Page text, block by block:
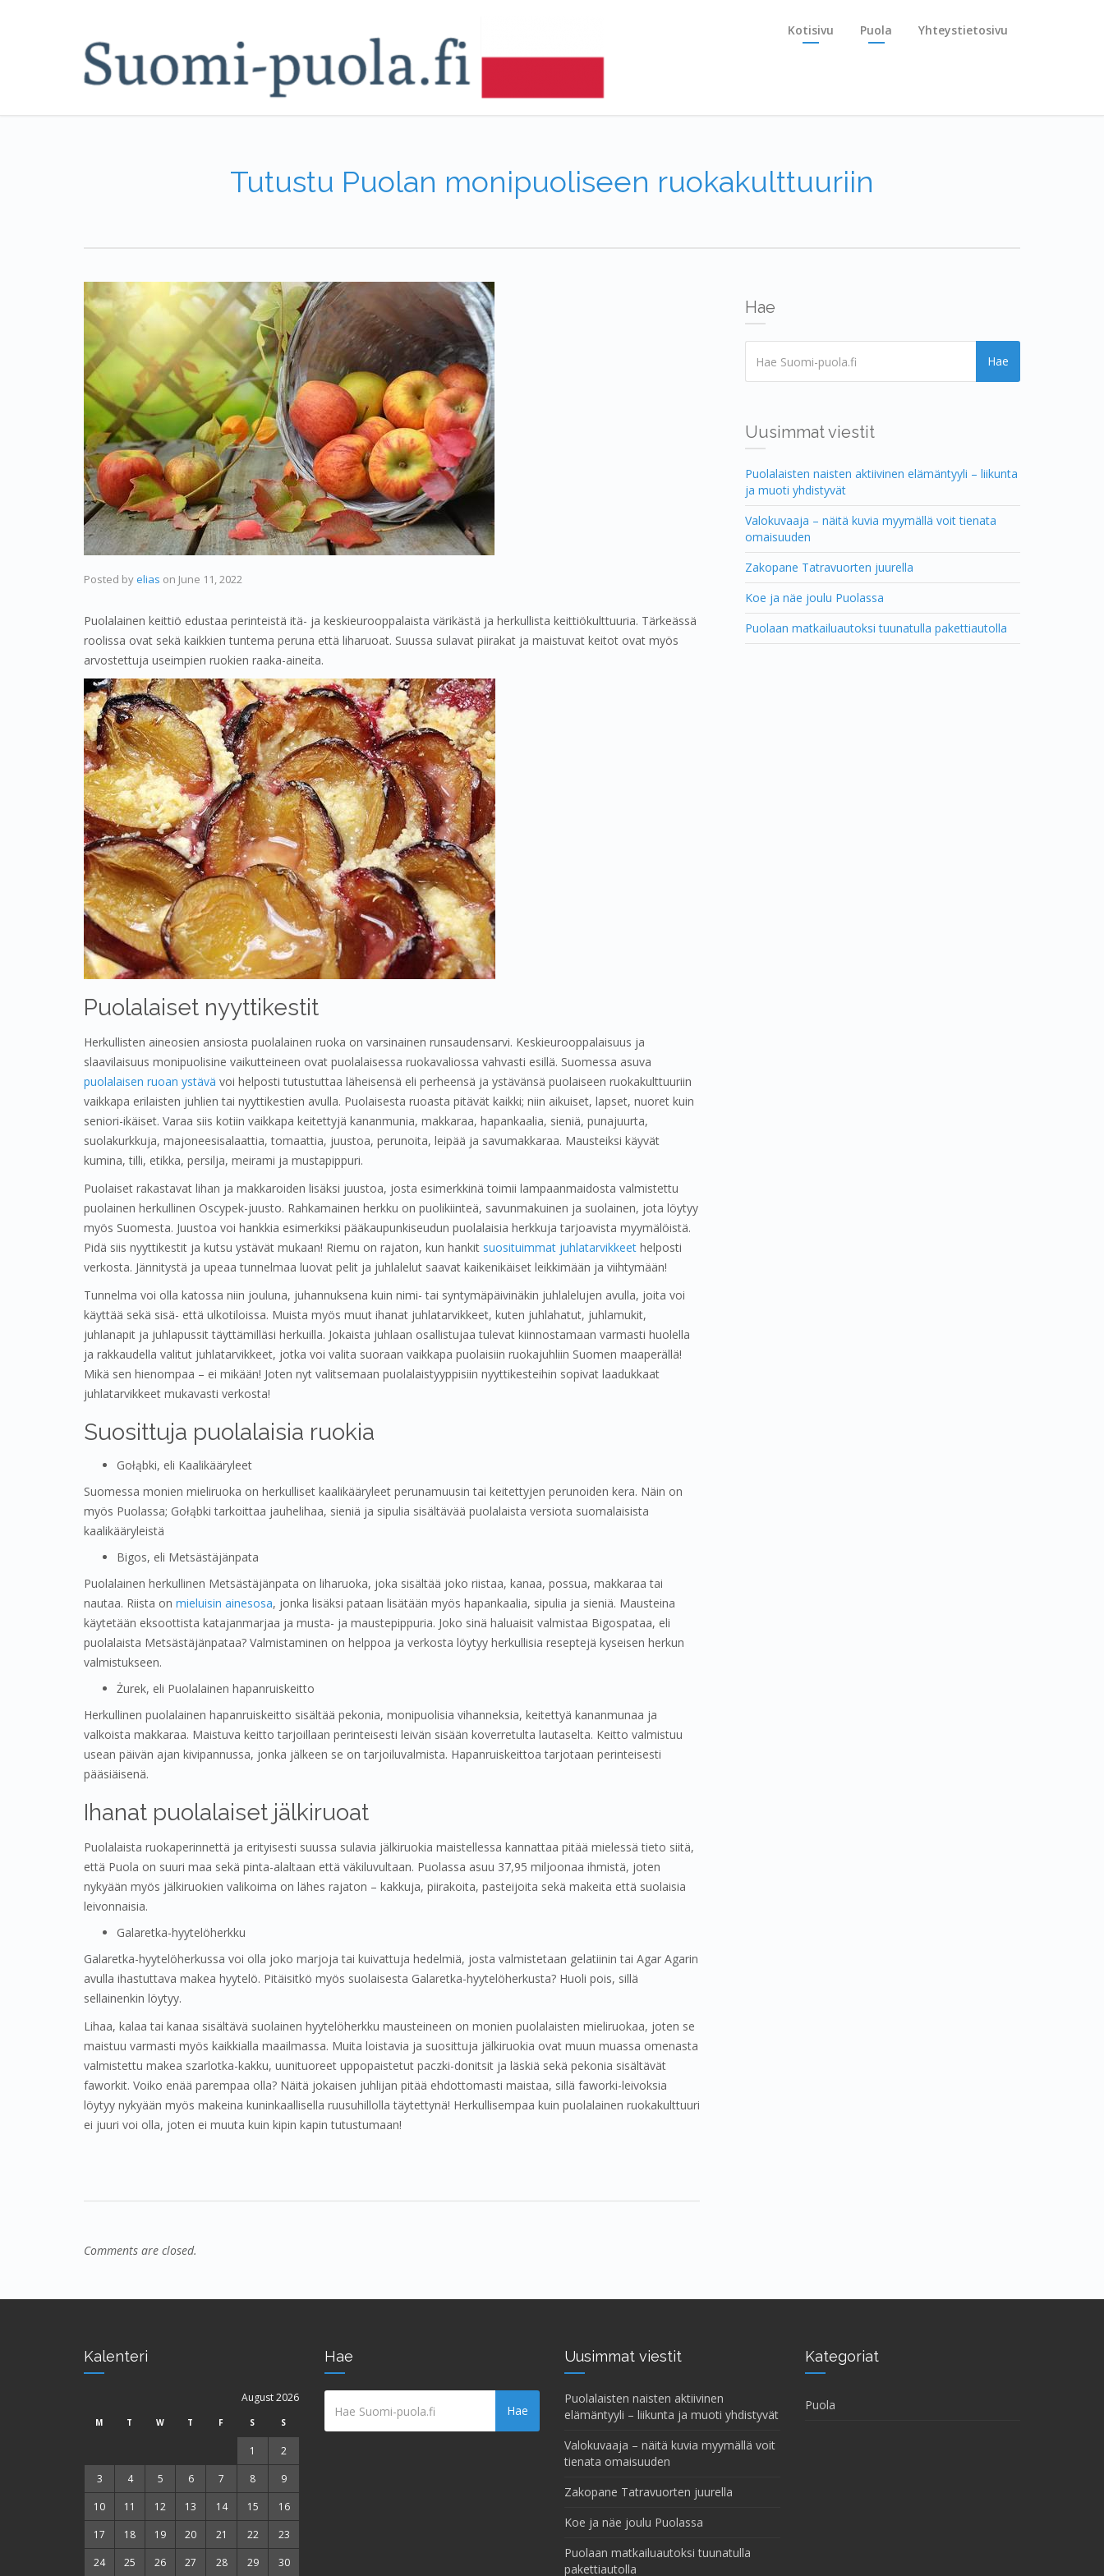
Kotisivu Puola Yhteystietosivu
Tutustu Puolan monipuoliseen ruokakulttuuriin
Posted byelias on June 11, 2022
Puolalainen keittiö edustaa perinteistä itä- ja keskieurooppalaista värikästä ja herkullista keittiökulttuuria. Tärkeässä
roolissa ovat sekä kaikkien tuntema peruna että liharuoat. Suussa sulavat piirakat ja maistuvat keitot ovat myös
arvostettuja useimpien ruokien raaka-aineita.
Puolalaiset nyyttikestit
Herkullisten aineosien ansiosta puolalainen ruoka on varsinainen runsaudensarvi. Keskieurooppalaisuus ja
slaavilaisuus monipuolisine vaikutteineen ovat puolalaisessa ruokavaliossa vahvasti esillä. Suomessa asuva
puolalaisen ruoan ystävä voi helposti tutustuttaa läheisensä eli perheensä ja ystävänsä puolaiseen ruokakulttuuriin
vaikkapa erilaisten juhlien tai nyyttikestien avulla. Puolaisesta ruoasta pitävät kaikki; niin aikuiset, lapset, nuoret kuin
seniori-ikäiset. Varaa siis kotiin vaikkapa keitettyjä kananmunia, makkaraa, hapankaalia, sieniä, punajuurta,
suolakurkkuja, majoneesisalaattia, tomaattia, juustoa, perunoita, leipää ja savumakkaraa. Mausteiksi käyvät
kumina, tilli, etikka, persilja, meirami ja mustapippuri.
Puolaiset rakastavat lihan ja makkaroiden lisäksi juustoa, josta esimerkkinä toimii lampaanmaidosta valmistettu
puolainen herkullinen Oscypek-juusto. Rahkamainen herkku on puolikiinteä, savunmakuinen ja suolainen, jota löytyy
myös Suomesta. Juustoa voi hankkia esimerkiksi pääkaupunkiseudun puolalaisia herkkuja tarjoavista myymälöistä.
Pidä siis nyyttikestit ja kutsu ystävät mukaan! Riemu on rajaton, kun hankit suosituimmat juhlatarvikkeet helposti
verkosta. Jännitystä ja upeaa tunnelmaa luovat pelit ja juhlalelut saavat kaikenikäiset leikkimään ja viihtymään!
Tunnelma voi olla katossa niin jouluna, juhannuksena kuin nimi- tai syntymäpäivinäkin juhlalelujen avulla, joita voi
käyttää sekä sisä- että ulkotiloissa. Muista myös muut ihanat juhlatarvikkeet, kuten juhlahatut, juhlamukit,
juhlanapit ja juhlapussit täyttämilläsi herkuilla. Jokaista juhlaan osallistujaa tulevat kiinnostamaan varmasti huolella
ja rakkaudella valitut juhlatarvikkeet, jotka voi valita suoraan vaikkapa puolaisiin ruokajuhliin Suomen maaperällä!
Mikä sen hienompaa – ei mikään! Joten nyt valitsemaan puolalaistyyppisiin nyyttikesteihin sopivat laadukkaat
juhlatarvikkeet mukavasti verkosta!
Suosittuja puolalaisia ruokia
Gołąbki, eli Kaalikääryleet
Suomessa monien mieliruoka on herkulliset kaalikääryleet perunamuusin tai keitettyjen perunoiden kera. Näin on
myös Puolassa; Gołąbki tarkoittaa jauhelihaa, sieniä ja sipulia sisältävää puolalaista versiota suomalaisista
kaalikääryleistä
Bigos, eli Metsästäjänpata
Puolalainen herkullinen Metsästäjänpata on liharuoka, joka sisältää joko riistaa, kanaa, possua, makkaraa tai
nautaa. Riista on mieluisin ainesosa, jonka lisäksi pataan lisätään myös hapankaalia, sipulia ja sieniä. Mausteina
käytetään eksoottista katajanmarjaa ja musta- ja maustepippuria. Joko sinä haluaisit valmistaa Bigospataa, eli
puolalaista Metsästäjänpataa? Valmistaminen on helppoa ja verkosta löytyy herkullisia reseptejä kyseisen herkun
valmistukseen.
Żurek, eli Puolalainen hapanruiskeitto
Herkullinen puolalainen hapanruiskeitto sisältää pekonia, monipuolisia vihanneksia, keitettyä kananmunaa ja
valkoista makkaraa. Maistuva keitto tarjoillaan perinteisesti leivän sisään koverretulta lautaselta. Keitto valmistuu
usean päivän ajan kivipannussa, jonka jälkeen se on tarjoiluvalmista. Hapanruiskeittoa tarjotaan perinteisesti
pääsiäisenä.
Ihanat puolalaiset jälkiruoat
Puolalaista ruokaperinnettä ja erityisesti suussa sulavia jälkiruokia maistellessa kannattaa pitää mielessä tieto siitä,
että Puola on suuri maa sekä pinta-alaltaan että väkiluvultaan. Puolassa asuu 37,95 miljoonaa ihmistä, joten
nykyään myös jälkiruokien valikoima on lähes rajaton – kakkuja, piirakoita, pasteijoita sekä makeita että suolaisia
leivonnaisia.
Galaretka-hyytelöherkku
Galaretka-hyytelöherkussa voi olla joko marjoja tai kuivattuja hedelmiä, josta valmistetaan gelatiinin tai Agar Agarin
avulla ihastuttava makea hyytelö. Pitäisitkö myös suolaisesta Galaretka-hyytelöherkusta? Huoli pois, sillä
sellainenkin löytyy.
Lihaa, kalaa tai kanaa sisältävä suolainen hyytelöherkku mausteineen on monien puolalaisten mieliruokaa, joten se
maistuu varmasti myös kaikkialla maailmassa. Muita loistavia ja suosittuja jälkiruokia ovat muun muassa omenasta
valmistettu makea szarlotka-kakku, uunituoreet uppopaistetut paczki-donitsit ja läskiä sekä pekonia sisältävät
faworkit. Voiko enää parempaa olla? Näitä jokaisen juhlijan pitää ehdottomasti maistaa, sillä faworki-leivoksia
löytyy nykyään myös makeina kuninkaallisella ruusuhillolla täytettynä! Herkullisempaa kuin puolalainen ruokakulttuuri
ei juuri voi olla, joten ei muuta kuin kipin kapin tutustumaan!
Comments are closed.
Hae
Hae
Uusimmat viestit
Puolalaisten naisten aktiivinen elämäntyyli – liikunta
ja muoti yhdistyvät
Valokuvaaja – näitä kuvia myymällä voit tienata
omaisuuden
Zakopane Tatravuorten juurella
Koe ja näe joulu Puolassa
Puolaan matkailuautoksi tuunatulla pakettiautolla
Kalenteri
August 2026
M T W T F S S
1
2
3
4 5 6 7 8
9
10
11 12 13 14 15
16
17
18 19 20 21 22
23
24
25 26 27 28 29 30
Hae
Hae
Uusimmat viestit
Puolalaisten naisten aktiivinen
elämäntyyli – liikunta ja muoti yhdistyvät
Valokuvaaja – näitä kuvia myymällä voit
tienata omaisuuden
Zakopane Tatravuorten juurella
Koe ja näe joulu Puolassa
Puolaan matkailuautoksi tuunatulla
pakettiautolla
Kategoriat
Puola